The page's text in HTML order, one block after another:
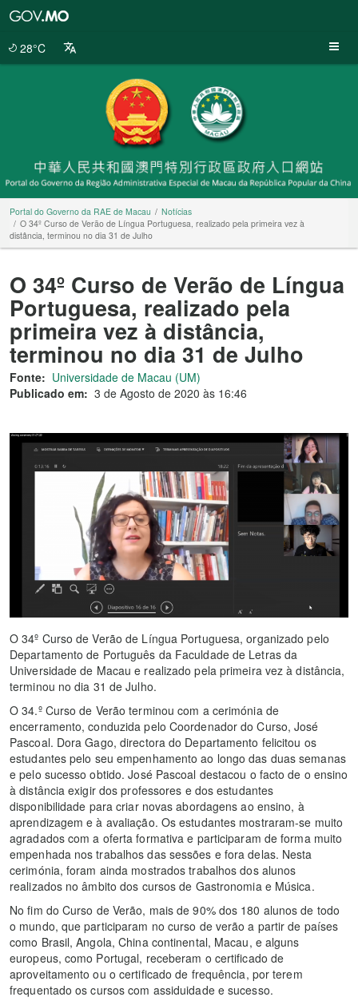
28°C
Portal do Governo da RAE de Macau
Notícias
O 34º Curso de Verão de Língua Portuguesa, realizado pela primeira vez à
distância, terminou no dia 31 de Julho
O 34º Curso de Verão de Língua
Portuguesa, realizado pela
primeira vez à distância,
terminou no dia 31 de Julho
Fonte: Universidade de Macau (UM)
Publicado em: 3 de Agosto de 2020 às 16:46
O 34º Curso de Verão de Língua Portuguesa, organizado pelo
Departamento de Português da Faculdade de Letras da
Universidade de Macau e realizado pela primeira vez à distância,
terminou no dia 31 de Julho.
O 34.º Curso de Verão terminou com a cerimónia de
encerramento, conduzida pelo Coordenador do Curso, José
Pascoal. Dora Gago, directora do Departamento felicitou os
estudantes pelo seu empenhamento ao longo das duas semanas
e pelo sucesso obtido. José Pascoal destacou o facto de o ensino
à distância exigir dos professores e dos estudantes
disponibilidade para criar novas abordagens ao ensino, à
aprendizagem e à avaliação. Os estudantes mostraram-se muito
agradados com a oferta formativa e participaram de forma muito
empenhada nos trabalhos das sessões e fora delas. Nesta
cerimónia, foram ainda mostrados trabalhos dos alunos
realizados no âmbito dos cursos de Gastronomia e Música.
No fim do Curso de Verão, mais de 90% dos 180 alunos de todo
o mundo, que participaram no curso de verão a partir de países
como Brasil, Angola, China continental, Macau, e alguns
europeus, como Portugal, receberam o certificado de
aproveitamento ou o certificado de frequência, por terem
frequentado os cursos com assiduidade e sucesso.